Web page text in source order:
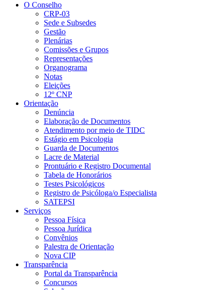
O Conselho
CRP-03
Sede e Subsedes
Gestão
Plenárias
Comissões e Grupos
Representações
Organograma
Notas
Eleições
12º CNP
Orientação
Denúncia
Elaboração de Documentos
Atendimento por meio de TIDC
Estágio em Psicologia
Guarda de Documentos
Lacre de Material
Prontuário e Registro Documental
Tabela de Honorários
Testes Psicológicos
Registro de Psicóloga/o Especialista
SATEPSI
Serviços
Pessoa Física
Pessoa Jurídica
Convênios
Palestra de Orientação
Nova CIP
Transparência
Portal da Transparência
Concursos